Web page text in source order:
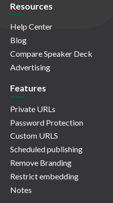
Resources
Help Center
Blog
Compare Speaker Deck
Advertising
Features
Private URLs
Password Protection
Custom URLS
Scheduled publishing
Remove Branding
Restrict embedding
Notes